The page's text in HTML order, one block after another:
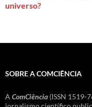
universo?
SOBRE A COMCIÊNCIA
A ComCiência (ISSN 1519-